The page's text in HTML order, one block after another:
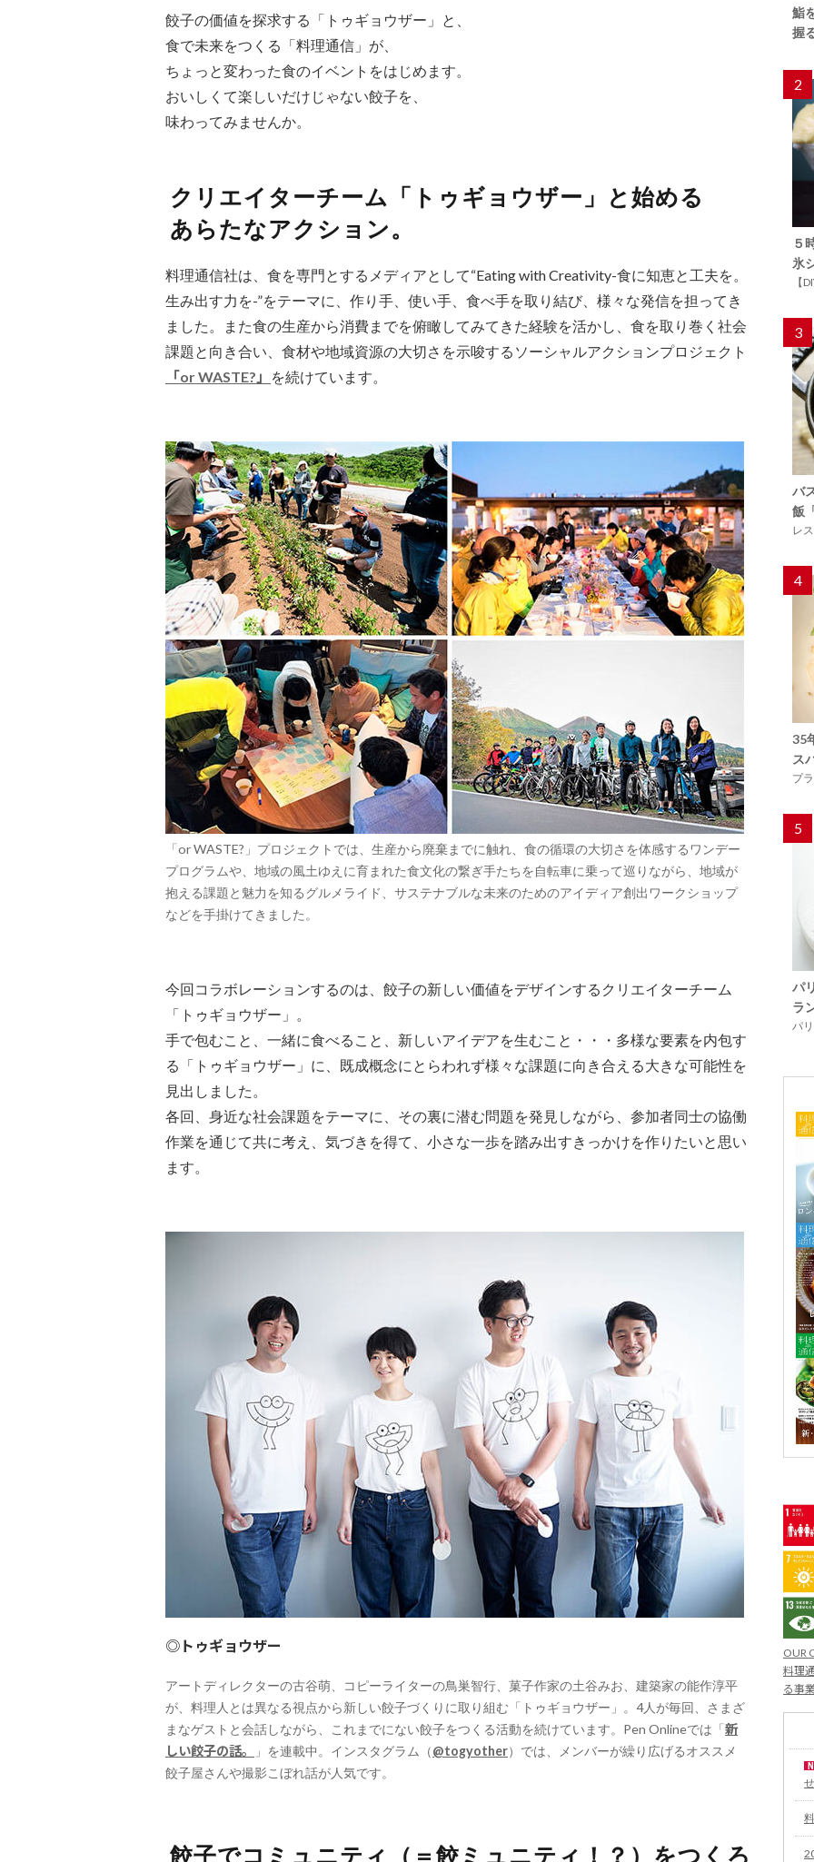
餃子の価値を探求する「トゥギョウザー」と、
食で未来をつくる「料理通信」が、
ちょっと変わった食のイベントをはじめます。
おいしくて楽しいだけじゃない餃子を、
味わってみませんか。
クリエイターチーム「トゥギョウザー」と始める
あらたなアクション。
料理通信社は、食を専門とするメディアとして“Eating with Creativity-食に知恵と工夫を。
生み出す力を-”をテーマに、作り手、使い手、食べ手を取り結び、様々な発信を担ってき
ました。また食の生産から消費までを俯瞰してみてきた経験を活かし、食を取り巻く社会
課題と向き合い、食材や地域資源の大切さを示唆するソーシャルアクションプロジェクト
「or WASTE?」
を続けています。
「or WASTE?」プロジェクトでは、生産から廃棄までに触れ、食の循環の大切さを体感するワンデー
プログラムや、地域の風土ゆえに育まれた食文化の繋ぎ手たちを自転車に乗って巡りながら、地域が
抱える課題と魅力を知るグルメライド、サステナブルな未来のためのアイディア創出ワークショップ
などを手掛けてきました。
今回コラボレーションするのは、餃子の新しい価値をデザインするクリエイターチーム
「トゥギョウザー」。
手で包むこと、一緒に食べること、新しいアイデアを生むこと・・・多様な要素を内包す
る「トゥギョウザー」に、既成概念にとらわれず様々な課題に向き合える大きな可能性を
見出しました。
各回、身近な社会課題をテーマに、その裏に潜む問題を発見しながら、参加者同士の協働
作業を通じて共に考え、気づきを得て、小さな一歩を踏み出すきっかけを作りたいと思い
ます。
◎トゥギョウザー
アートディレクターの古谷萌、コピーライターの鳥巣智行、菓子作家の土谷みお、建築家の能作淳平
が、料理人とは異なる視点から新しい餃子づくりに取り組む「トゥギョウザー」。4人が毎回、さまざ
まなゲストと会話しながら、これまでにない餃子をつくる活動を続けています。Pen Onlineでは「新
しい餃子の話。
」を連載中。インスタグラム（@togyother）では、メンバーが繰り広げるオススメ
餃子屋さんや撮影こぼれ話が人気です。
餃子でコミュニティ（＝餃ミュニティ！？）をつくろ
鮨
握
2
５
氷
【
3
バ
飯
レ
4
35
ス
プ
5
パ
ラ
パ
OUR
料理
る事
せ